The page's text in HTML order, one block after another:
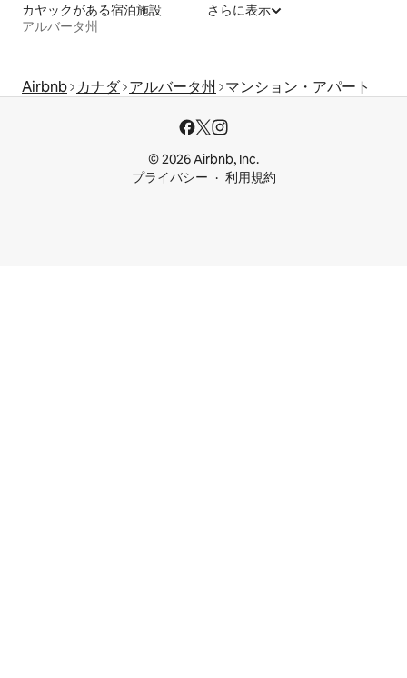
カヤックがある宿泊施設
アルバータ州
さらに表示
Airbnb カナダ アルバータ州 マンション・アパート
© 2026 Airbnb, Inc.
プライバシー
利用規約